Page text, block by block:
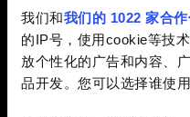
我们和我们的 1022 家合
的IP号，使用cookie等技
放个性化的广告和内容、
品开发。您可以选择谁使
2. 是否有错误提示信息？
3. 您能否重现该问题？如
4. 请提供该对局的时间戳
记得对手的名字，也请一